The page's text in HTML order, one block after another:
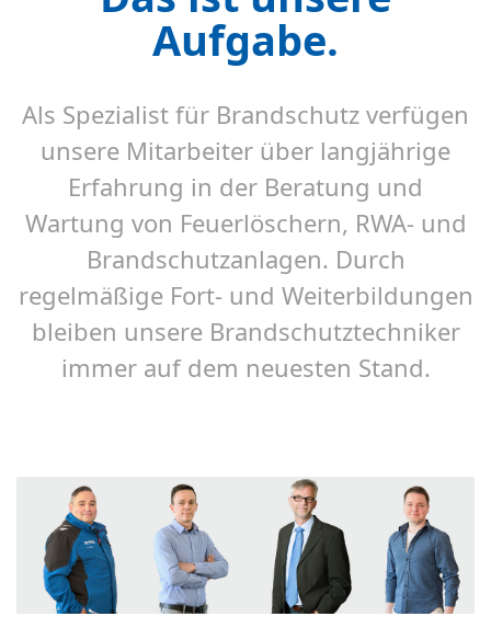
Aufgabe.
Als Spezialist für Brandschutz verfügen
unsere Mitarbeiter über langjährige
Erfahrung in der Beratung und
Wartung von Feuerlöschern, RWA- und
Brandschutzanlagen. Durch
regelmäßige Fort- und Weiterbildungen
bleiben unsere Brandschutztechniker
immer auf dem neuesten Stand.